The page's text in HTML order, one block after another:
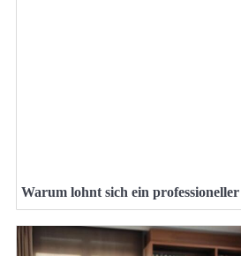
Warum lohnt sich ein